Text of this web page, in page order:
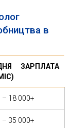
в
ЗАРПЛАТА
– 18 000+
– 35 000+